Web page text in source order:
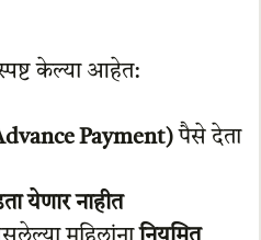
स्पष्ट केल्या आहेत:
Payment)पैसे देता
येणार नाहीत